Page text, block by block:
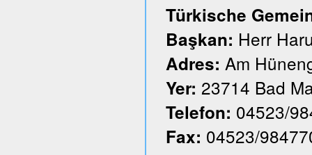
Türkische
Başkan: Herr
Adres: Am
Yer: 23714 Bad
Telefon: 04523/
Fax: 04523/